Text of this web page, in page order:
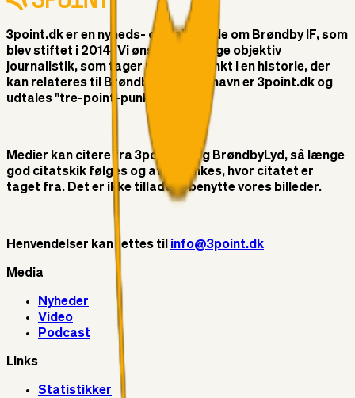
3point.dk er en nyheds- og debatside om Brøndby IF, som
blev stiftet i 2014. Vi ønsker at bringe objektiv
journalistik, som tager udgangspunkt i en historie, der
kan relateres til Brøndby IF. Vores navn er 3point.dk og
udtales "tre-point-punktum-dk"
Medier kan citere fra 3point.dk og BrøndbyLyd, så længe
god citatskik følges og at der linkes, hvor citatet er
taget fra. Det er ikke tilladt at benytte vores billeder.
Henvendelser kan rettes til info@3point.dk
Media
Nyheder
Video
Podcast
Links
Statistikker